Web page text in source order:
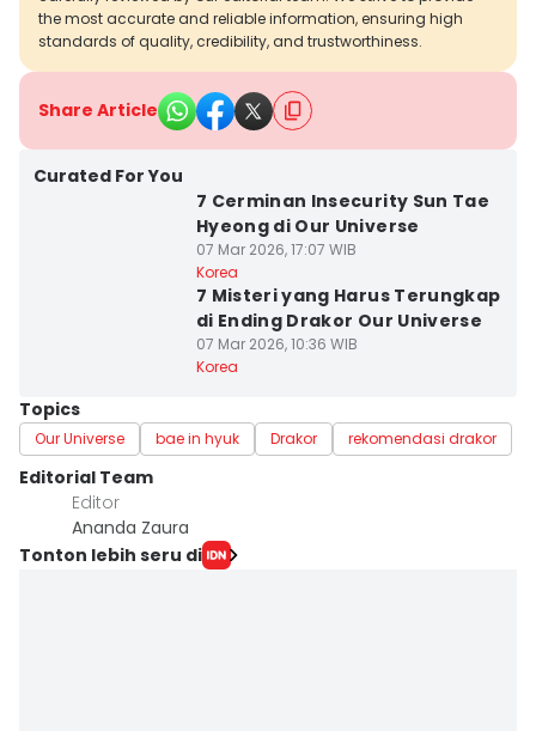
the most accurate and reliable information, ensuring high
standards of quality, credibility, and trustworthiness.
Share Article
Curated For You
7 Cerminan Insecurity Sun Tae
Hyeong di Our Universe
07 Mar 2026, 17:07 WIB
Korea
7 Misteri yang Harus Terungkap
di Ending Drakor Our Universe
07 Mar 2026, 10:36 WIB
Korea
Topics
Our Universe bae in hyuk Drakor rekomendasi drakor
Editorial Team
Editor
Ananda Zaura
Tonton lebih seru di